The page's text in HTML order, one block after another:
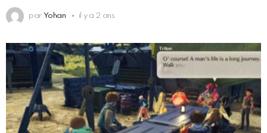
par Yohan il y a 2 ans